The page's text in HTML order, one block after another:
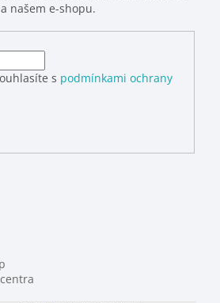
našem e-shopu.
s podmínkami ochrany